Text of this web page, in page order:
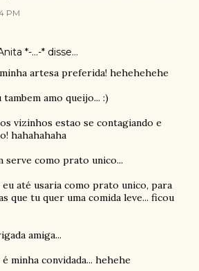
PM
*-...-* disse…
artesa preferida! hehehehehe
tambem amo queijo... :)
vizinhos estao se contagiando e
hahahahaha
serve como prato unico...
eu até usaria como prato unico, para
que tu quer uma comida leve... ficou
amiga...
é minha convidada... hehehe